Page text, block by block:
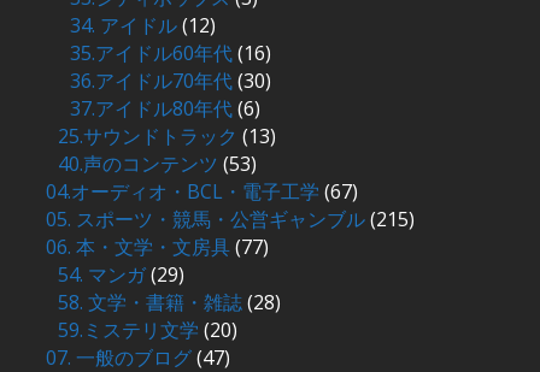
34. アイドル(12)
35.アイドル60年代(16)
36.アイドル70年代(30)
37.アイドル80年代(6)
25.サウンドトラック (13)
40.声のコンテンツ (53)
04.オーディオ・BCL・電子工学 (67)
05. スポーツ・競馬・公営ギャンブル(215)
06. 本・文学・文房具(77)
54. マンガ(29)
58. 文学・書籍・雑誌(28)
59.ミステリ文学 (20)
07. 一般のブログ(47)